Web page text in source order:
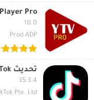
Pro
10.0
Prod ADP
تحديث TikTok – تيك توك 35.3.4
35.3.4
Pte. Ltd.